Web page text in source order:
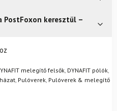
PostFoxon keresztül –
gond – a terméket
belül, indoklás nélkül.
melegítő felsők DYNAFIT pólók
Pulóverek Pulóverek & melegítő